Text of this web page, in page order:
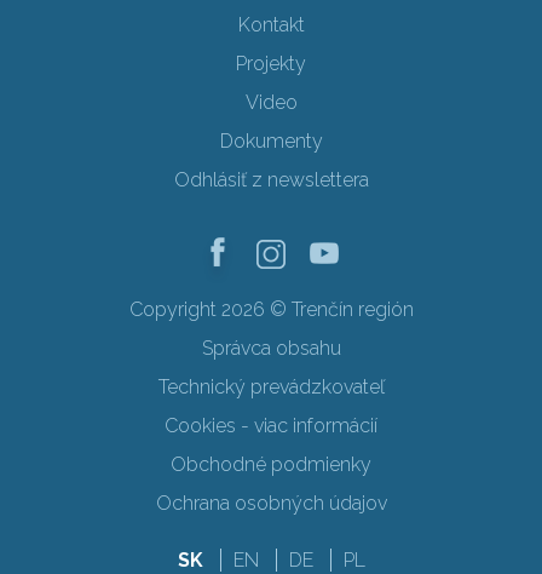
Kontakt
Projekty
Video
Dokumenty
Odhlásiť z newslettera
Copyright 2026 © Trenčín región
Správca obsahu
Technický prevádzkovateľ
Cookies - viac informácií
Obchodné podmienky
Ochrana osobných údajov
SK EN DE
PL